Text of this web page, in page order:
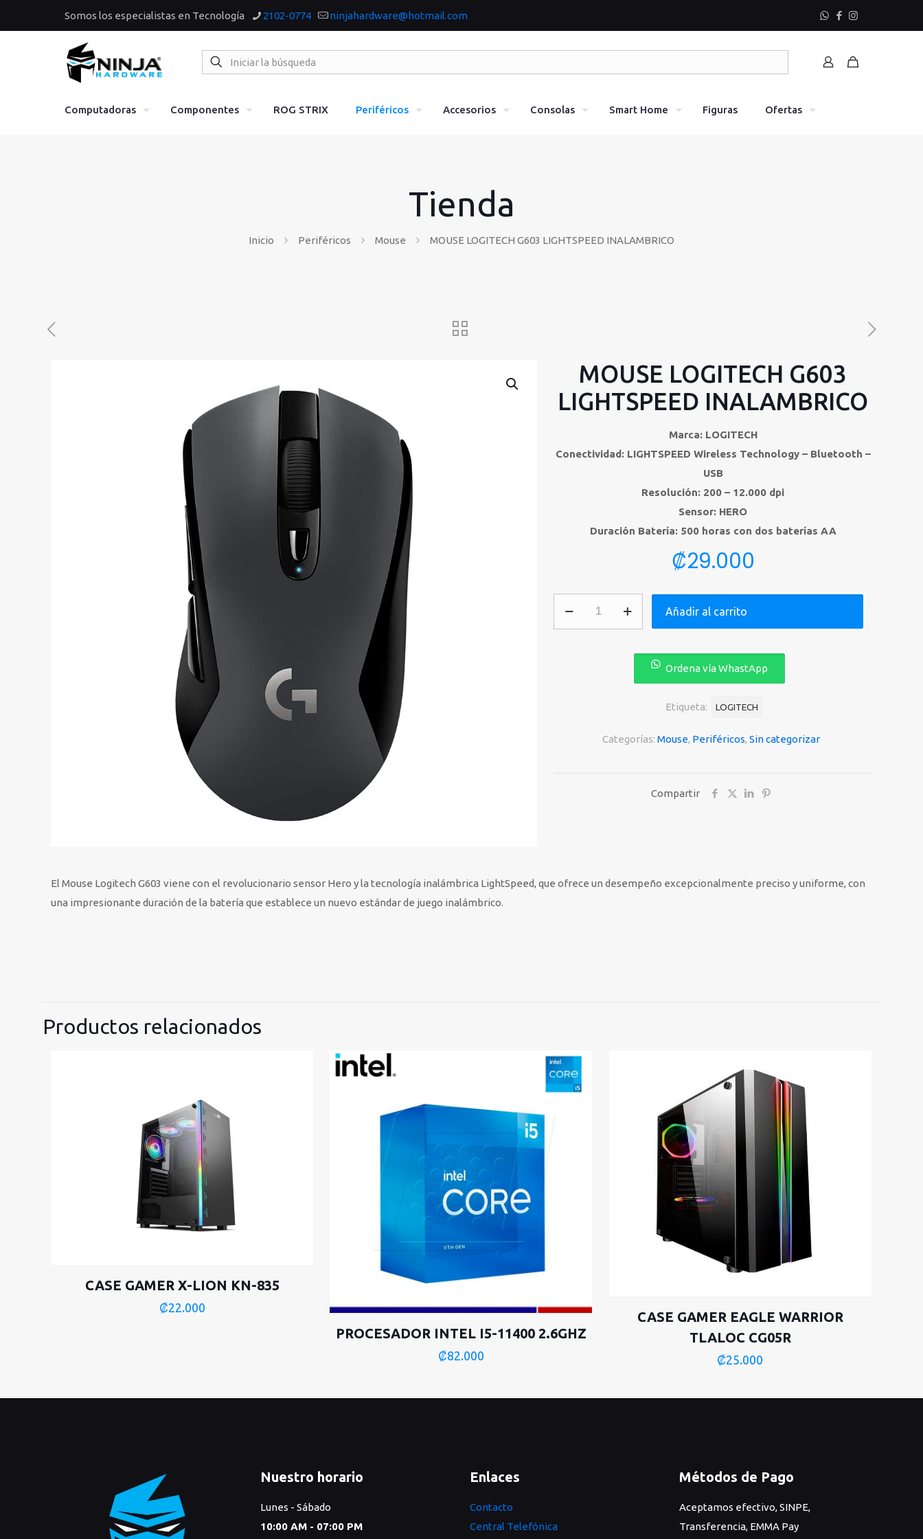
Somos los especialistas en Tecnología 2102-0774 ninjahardware@hotmail.com
Computadoras Componentes ROG STRIX Periféricos Accesorios Consolas Smart Home Figuras Ofertas
Tienda
Inicio Periféricos Mouse MOUSE LOGITECH G603 LIGHTSPEED INALAMBRICO
MOUSE LOGITECH G603
LIGHTSPEED INALAMBRICO
Marca: LOGITECH
Conectividad: LIGHTSPEED Wireless Technology – Bluetooth –
USB
Resolución: 200 – 12.000 dpi
Sensor: HERO
Duración Batería: 500 horas con dos baterías AA
₡29.000
Añadir al carrito
Ordena vía WhastApp
Categorías: Mouse, Periféricos, Sin categorizar
Etiqueta: LOGITECH
Compartir
El Mouse Logitech G603 viene con el revolucionario sensor Hero y la tecnología inalámbrica LightSpeed, que ofrece un desempeño excepcionalmente preciso y uniforme, con
una impresionante duración de la batería que establece un nuevo estándar de juego inalámbrico.
Productos relacionados
CASE GAMER X-LION KN-835
₡22.000
PROCESADOR INTEL I5-11400 2.6GHZ
₡82.000
CASE GAMER EAGLE WARRIOR
TLALOC CG05R
₡25.000
Nuestro horario
Lunes - Sábado
10:00 AM - 07:00 PM
Enlaces
Contacto
Central Telefónica
Métodos de Pago
Aceptamos efectivo, SINPE,
Transferencia, EMMA Pay